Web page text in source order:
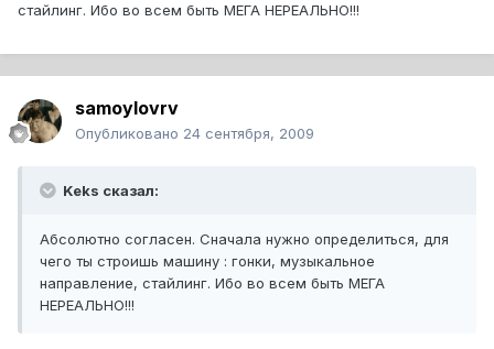
стайлинг. Ибо во всем быть МЕГА НЕРЕАЛЬНО!!!
samoylovrv
Опубликовано 24 сентября, 2009
Keks сказал:
Абсолютно согласен. Сначала нужно определиться, для
чего ты строишь машину : гонки, музыкальное
направление, стайлинг. Ибо во всем быть МЕГА
НЕРЕАЛЬНО!!!